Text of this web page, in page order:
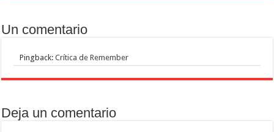
Un comentario
Pingback:Crítica de Remember
Deja un comentario